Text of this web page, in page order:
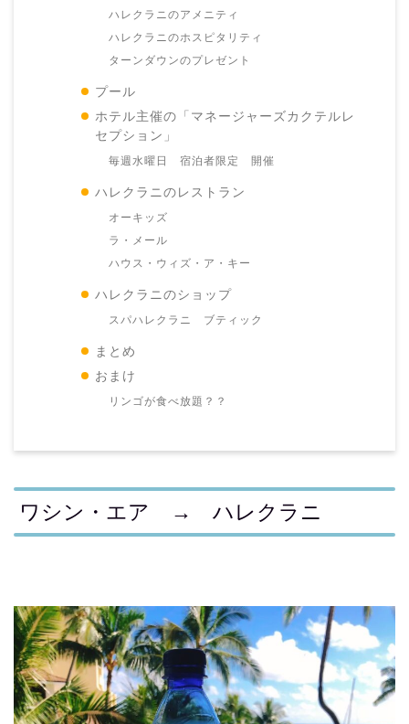
ハレクラニのアメニティ
ハレクラニのホスピタリティ
ターンダウンのプレゼント
プール
ホテル主催の「マネージャーズカクテルレ
セプション」
毎週水曜日 宿泊者限定 開催
ハレクラニのレストラン
オーキッズ
ラ・メール
ハウス・ウィズ・ア・キー
ハレクラニのショップ
スパハレクラニ ブティック
まとめ
おまけ
リンゴが食べ放題？？
ワシン・エア → ハレクラニ